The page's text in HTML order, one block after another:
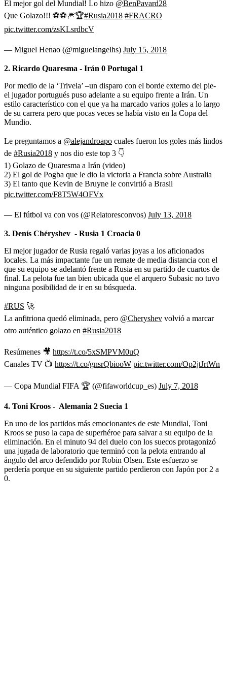
El mejor gol del Mundial! Lo hizo @BenPavard28
Que Golazo!!! ⚽⚽🎆🏆#Rusia2018 #FRACRO
pic.twitter.com/zsKLsrdbcV
— Miguel Henao (@miguelangelhs) July 15, 2018
2. Ricardo Quaresma - Irán 0 Portugal 1
Por medio de la ‘Trivela’ –un disparo con el borde externo del pie-
el jugador portugués puso adelante a su equipo frente a Irán. Un
estilo característico con el que ya ha marcado varios goles a lo largo
de su carrera pero que pocas veces se había visto en la Copa del
Mundio.
Le preguntamos a @alejandroapo cuales fueron los goles más lindos
de #Rusia2018 y nos dio este top 3 👇
1) Golazo de Quaresma a Irán (video)
2) El gol de Pogba que le dio la victoria a Francia sobre Australia
3) El tanto que Kevin de Bruyne le convirtió a Brasil
pic.twitter.com/F8T5W4OFVx
— El fútbol va con vos (@Relatoresconvos) July 13, 2018
3. Denís Chéryshev - Rusia 1 Croacia 0
El mejor jugador de Rusia regaló varias joyas a los aficionados
locales. La más impactante fue un remate de media distancia con el
que su equipo se adelantó frente a Rusia en su partido de cuartos de
final. La pelota fue tan bien ubicada que el arquero Subasic no tuvo
ninguna posibilidad de ir en su búsqueda.
#RUS 🚀
La anfitriona quedó eliminada, pero @Cheryshev volvió a marcar
otro auténtico golazo en #Rusia2018
Resúmenes 🎥 https://t.co/5xSMPVM0uQ
Canales TV 📺 https://t.co/gnsrQbiooW pic.twitter.com/Op2jtJrtWn
— Copa Mundial FIFA 🏆 (@fifaworldcup_es) July 7, 2018
4. Toni Kroos - Alemania 2 Suecia 1
En uno de los partidos más emocionantes de este Mundial, Toni
Kroos se puso la capa de superhéroe para salvar a su equipo de la
eliminación. En el minuto 94 del duelo con los suecos protagonizó
una jugada de laboratorio que terminó con la pelota entrando al
ángulo del arco defendido por Robin Olsen. Este esfuerzo se
perdería porque en su siguiente partido perdieron con Japón por 2 a
0.